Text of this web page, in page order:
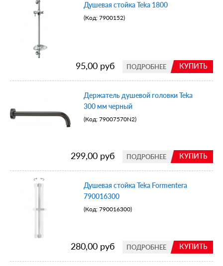
Душевая стойка Teka 1800
(Код: 7900152)
КУПИТЬ
ПОДРОБНЕЕ
95,00 руб
Держатель душевой головки Teka
300 мм черный
(Код: 79007570N2)
КУПИТЬ
ПОДРОБНЕЕ
299,00 руб
Душевая стойка Teka Formentera
790016300
(Код: 790016300)
КУПИТЬ
ПОДРОБНЕЕ
280,00 руб